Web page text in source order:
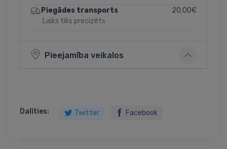
Piegādes transports
Laiks tiks precizēts
20.00€
Pieejamība veikalos
Dalīties: Twitter Facebook